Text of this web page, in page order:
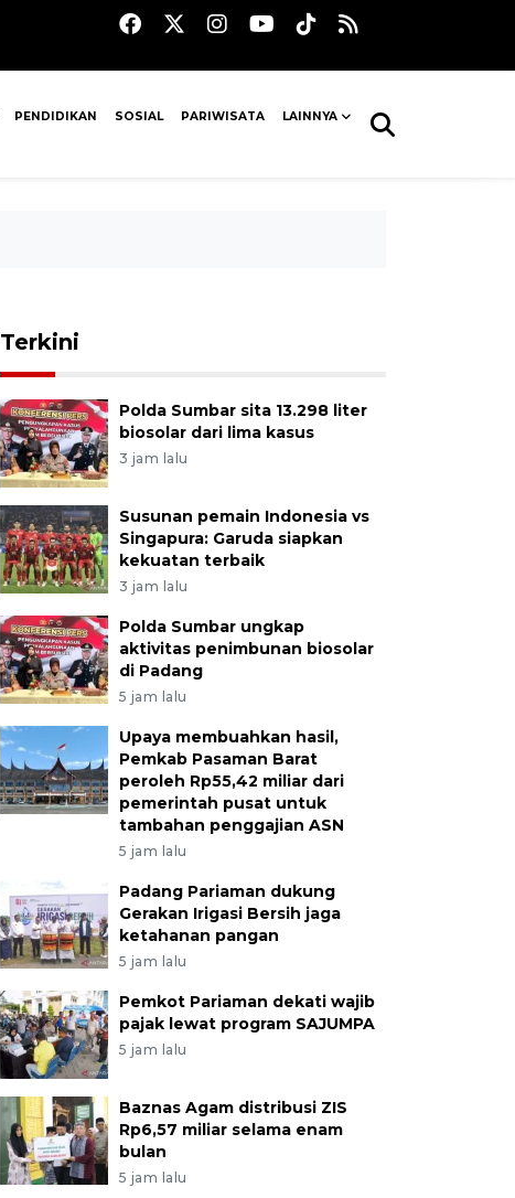
PENDIDIKAN SOSIAL PARIWISATA LAINNYA
Terkini
Polda Sumbar sita 13.298 liter
biosolar dari lima kasus
3 jam lalu
Susunan pemain Indonesia vs
Singapura: Garuda siapkan
kekuatan terbaik
3 jam lalu
Polda Sumbar ungkap
aktivitas penimbunan biosolar
di Padang
5 jam lalu
Upaya membuahkan hasil,
Pemkab Pasaman Barat
peroleh Rp55,42 miliar dari
pemerintah pusat untuk
tambahan penggajian ASN
5 jam lalu
Padang Pariaman dukung
Gerakan Irigasi Bersih jaga
ketahanan pangan
5 jam lalu
Pemkot Pariaman dekati wajib
pajak lewat program SAJUMPA
5 jam lalu
Baznas Agam distribusi ZIS
Rp6,57 miliar selama enam
bulan
5 jam lalu